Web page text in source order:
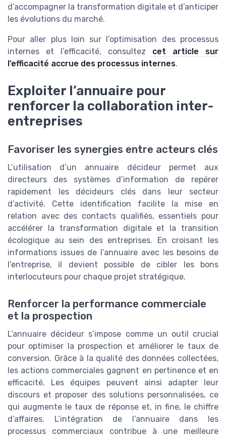
d’accompagner la transformation digitale et d’anticiper
les évolutions du marché.
Pour aller plus loin sur l’optimisation des processus
internes et l’efficacité, consultez cet article sur
l’efficacité accrue des processus internes.
Exploiter l’annuaire pour
renforcer la collaboration inter-
entreprises
Favoriser les synergies entre acteurs clés
L’utilisation d’un annuaire décideur permet aux
directeurs des systèmes d’information de repérer
rapidement les décideurs clés dans leur secteur
d’activité. Cette identification facilite la mise en
relation avec des contacts qualifiés, essentiels pour
accélérer la transformation digitale et la transition
écologique au sein des entreprises. En croisant les
informations issues de l’annuaire avec les besoins de
l’entreprise, il devient possible de cibler les bons
interlocuteurs pour chaque projet stratégique.
Renforcer la performance commerciale
et la prospection
L’annuaire décideur s’impose comme un outil crucial
pour optimiser la prospection et améliorer le taux de
conversion. Grâce à la qualité des données collectées,
les actions commerciales gagnent en pertinence et en
efficacité. Les équipes peuvent ainsi adapter leur
discours et proposer des solutions personnalisées, ce
qui augmente le taux de réponse et, in fine, le chiffre
d’affaires. L’intégration de l’annuaire dans les
processus commerciaux contribue à une meilleure